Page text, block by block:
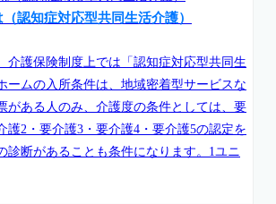
認知症対応型共同生活介護）
介護保険制度上では「認知症対応型共同生
ームの入所条件は、地域密着型サービスな
がある人のみ、介護度の条件としては、要
護2・要介護3・要介護4・要介護5の認定を
診断があることも条件になります。1ユニ